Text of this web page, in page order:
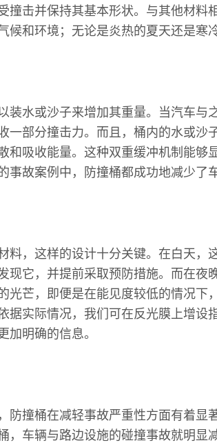
撞击并保持其基本形状。与其他材料
候和环境；无论是炎热的夏天还是寒
装水或沙子来增加其重量。当汽车与
一部分撞击力。而且，桶内的水或沙
和吸收能量。这种双重缓冲机制能够
事故案例中，防撞桶都成功地减少了
料，这样的设计十分关键。在白天，
现它，并提前采取预防措施。而在夜
光芒，即便是在能见度较低的情况下
据实际情况，我们可在反光膜上增设
加明确的信息。
防撞桶在减轻事故严重性方面有着显
，车辆与路边设施的碰撞事故就明显